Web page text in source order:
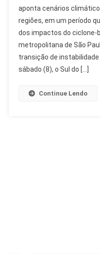
SP
E
Sul
Fim
De
Semana:
aponta cenários
regiões, em um período
dos impactos do ciclone-
metropolitana de São
transição de
sábado (8), o Sul do […]
Continue Lendo